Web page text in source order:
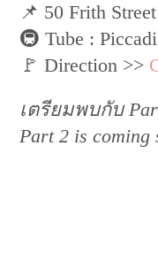
📌 ​50 Frith
🚇 Tube :
🚩 Direction >>
เตรียมพบกับ
Part 2 is coming